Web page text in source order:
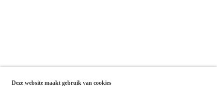
Deze website maakt gebruik van cookies